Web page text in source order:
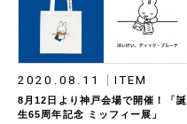
2020.08.11 ITEM
8月12日より神戸会場で開催！「誕
生65周年記念 ミッフィー展」